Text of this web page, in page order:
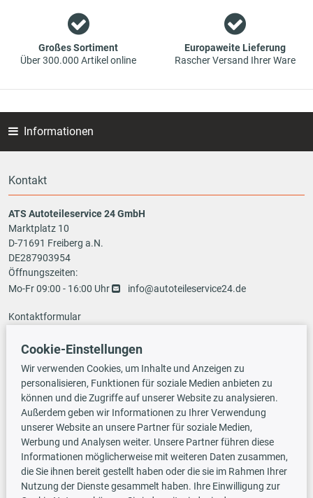
garantiert günstigen Preisen.
Großes Sortiment
Über 300.000 Artikel online
Europaweite Lieferung
Rascher Versand Ihrer Ware
Informationen
Kontakt
ATS Autoteileservice 24 GmbH
Marktplatz 10
D-71691 Freiberg a.N.
DE287903954
Öffnungszeiten:
Mo-Fr 09:00 - 16:00 Uhr
info@autoteileservice24.de
Kontaktformular
Vorauskasse
Versandarten
Cookie-Einstellungen
Wir verwenden Cookies, um Inhalte und Anzeigen zu
personalisieren, Funktionen für soziale Medien anbieten zu
können und die Zugriffe auf unserer Website zu analysieren.
Außerdem geben wir Informationen zu Ihrer Verwendung
unserer Website an unsere Partner für soziale Medien,
Werbung und Analysen weiter. Unsere Partner führen diese
Informationen möglicherweise mit weiteren Daten zusammen,
die Sie ihnen bereit gestellt haben oder die sie im Rahmen Ihrer
Nutzung der Dienste gesammelt haben. Ihre Einwilligung zur